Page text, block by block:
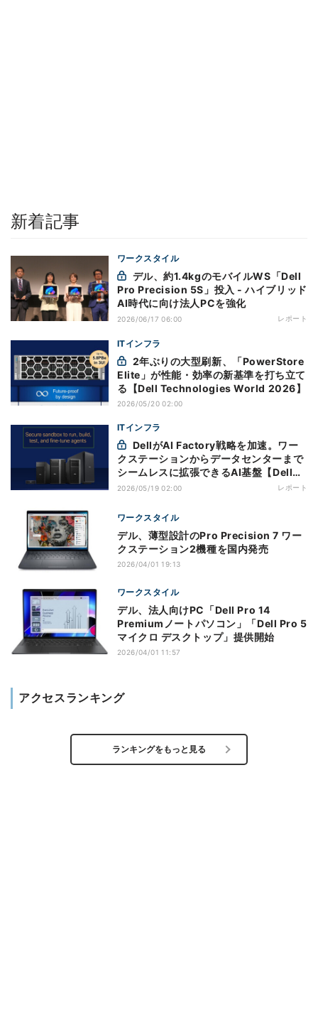
新着記事
ワークスタイル
Pro Precision 5S」投入 - ハイブリッド
AI時代に向け法人PCを強化
2026/06/17 06:00 レポート
ITインフラ
Elite」が性能・効率の新基準を打ち立て
る【Dell Technologies World 2026】
2026/05/20 02:00
ITインフラ
クステーションからデータセンターまで
シームレスに拡張できるAI基盤【Dell
Technologies World 2026】
2026/05/19 02:00 レポート
ワークスタイル
デル、薄型設計のPro Precision 7 ワー
クステーション2機種を国内発売
2026/04/01 19:13
ワークスタイル
デル、法人向けPC「Dell Pro 14
Premiumノートパソコン」「Dell Pro 5
マイクロ デスクトップ」提供開始
2026/04/01 11:57
アクセスランキング
ランキングをもっと見る